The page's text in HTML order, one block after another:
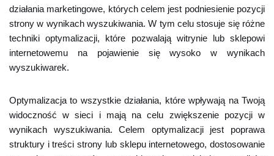
działania marketingowe, których celem jest podniesienie pozycji
strony w wynikach wyszukiwania. W tym celu stosuje się różne
techniki optymalizacji, które pozwalają witrynie lub sklepowi
internetowemu na pojawienie się wysoko w wynikach
wyszukiwarek.
Optymalizacja to wszystkie działania, które wpływają na Twoją
widoczność w sieci i mają na celu zwiększenie pozycji w
wynikach wyszukiwania. Celem optymalizacji jest poprawa
struktury i treści strony lub sklepu internetowego, dostosowanie